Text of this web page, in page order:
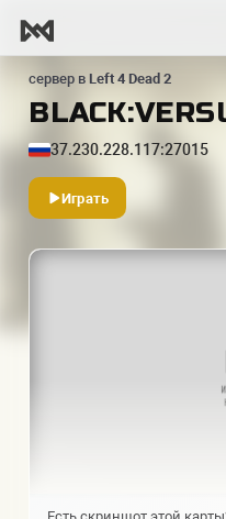
сервер в Left 4 Dead 2
37.230.228.117:27015
Играть